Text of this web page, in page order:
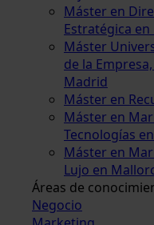
Máster en
Estratégica
Máster
de la
Madrid
Máster en
Máster en
Tecnologías
Máster en
Lujo en
Áreas de
Negocio